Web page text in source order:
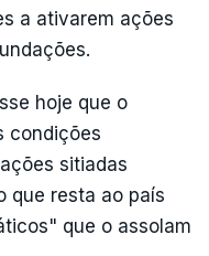
a ativarem ações
hoje que o
condições
sitiadas
que resta ao país
que o assolam